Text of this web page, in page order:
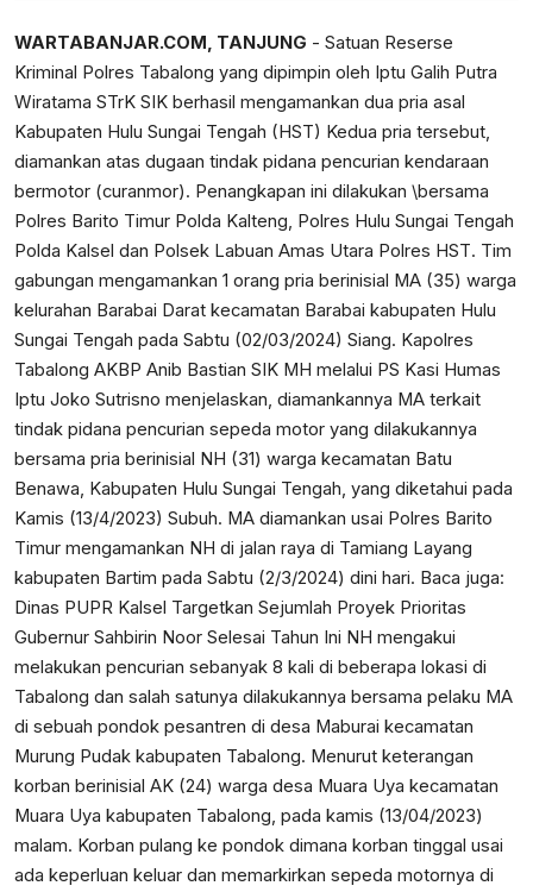
WARTABANJAR.COM, TANJUNG - Satuan Reserse
Kriminal Polres Tabalong yang dipimpin oleh Iptu Galih Putra
Wiratama STrK SIK berhasil mengamankan dua pria asal
Kabupaten Hulu Sungai Tengah (HST) Kedua pria tersebut,
diamankan atas dugaan tindak pidana pencurian kendaraan
bermotor (curanmor). Penangkapan ini dilakukan \bersama
Polres Barito Timur Polda Kalteng, Polres Hulu Sungai Tengah
Polda Kalsel dan Polsek Labuan Amas Utara Polres HST. Tim
gabungan mengamankan 1 orang pria berinisial MA (35) warga
kelurahan Barabai Darat kecamatan Barabai kabupaten Hulu
Sungai Tengah pada Sabtu (02/03/2024) Siang. Kapolres
Tabalong AKBP Anib Bastian SIK MH melalui PS Kasi Humas
Iptu Joko Sutrisno menjelaskan, diamankannya MA terkait
tindak pidana pencurian sepeda motor yang dilakukannya
bersama pria berinisial NH (31) warga kecamatan Batu
Benawa, Kabupaten Hulu Sungai Tengah, yang diketahui pada
Kamis (13/4/2023) Subuh. MA diamankan usai Polres Barito
Timur mengamankan NH di jalan raya di Tamiang Layang
kabupaten Bartim pada Sabtu (2/3/2024) dini hari. Baca juga:
Dinas PUPR Kalsel Targetkan Sejumlah Proyek Prioritas
Gubernur Sahbirin Noor Selesai Tahun Ini NH mengakui
melakukan pencurian sebanyak 8 kali di beberapa lokasi di
Tabalong dan salah satunya dilakukannya bersama pelaku MA
di sebuah pondok pesantren di desa Maburai kecamatan
Murung Pudak kabupaten Tabalong. Menurut keterangan
korban berinisial AK (24) warga desa Muara Uya kecamatan
Muara Uya kabupaten Tabalong, pada kamis (13/04/2023)
malam. Korban pulang ke pondok dimana korban tinggal usai
ada keperluan keluar dan memarkirkan sepeda motornya di